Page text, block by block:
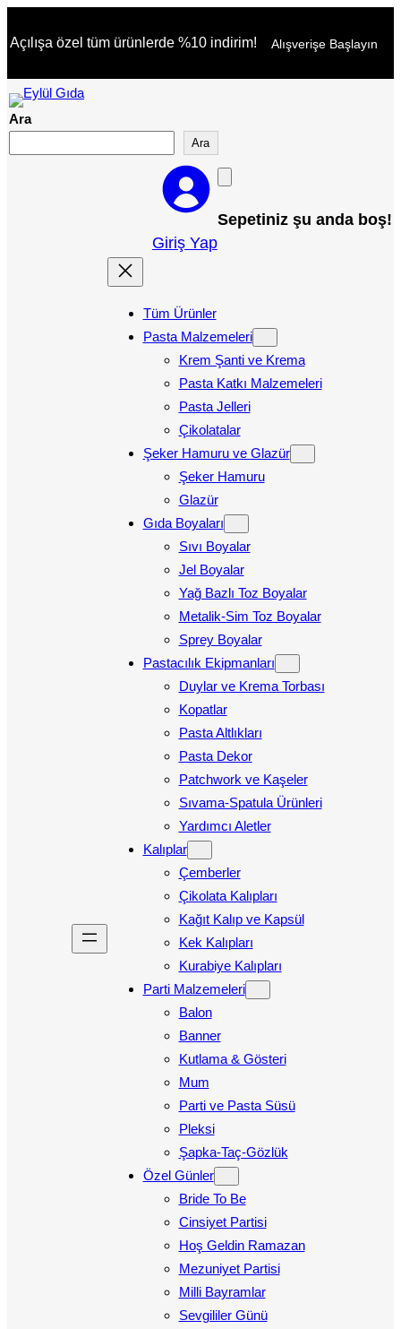
geç
Açılışa özel tüm ürünlerde %10 indirim! Alışverişe Başlayın
Ara
Ara
Giriş Yap
Sepetiniz şu anda boş!
Tüm Ürünler
Pasta Malzemeleri
Krem Şanti ve Krema
Pasta Katkı Malzemeleri
Pasta Jelleri
Çikolatalar
Şeker Hamuru ve Glazür
Şeker Hamuru
Glazür
Gıda Boyaları
Sıvı Boyalar
Jel Boyalar
Yağ Bazlı Toz Boyalar
Metalik-Sim Toz Boyalar
Sprey Boyalar
Pastacılık Ekipmanları
Duylar ve Krema Torbası
Kopatlar
Pasta Altlıkları
Pasta Dekor
Patchwork ve Kaşeler
Sıvama-Spatula Ürünleri
Yardımcı Aletler
Kalıplar
Çemberler
Çikolata Kalıpları
Kağıt Kalıp ve Kapsül
Kek Kalıpları
Kurabiye Kalıpları
Parti Malzemeleri
Balon
Banner
Kutlama & Gösteri
Mum
Parti ve Pasta Süsü
Pleksi
Şapka-Taç-Gözlük
Özel Günler
Bride To Be
Cinsiyet Partisi
Hoş Geldin Ramazan
Mezuniyet Partisi
Milli Bayramlar
Sevgililer Günü